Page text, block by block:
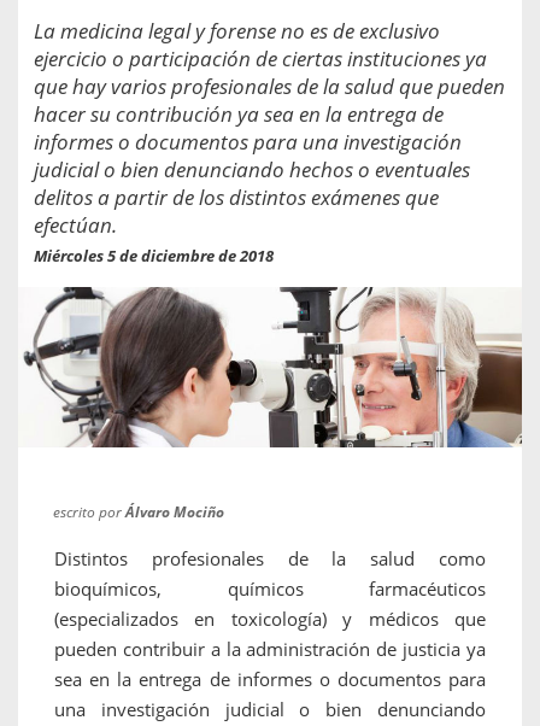
La medicina legal y forense no es de exclusivo
ejercicio o participación de ciertas instituciones ya
que hay varios profesionales de la salud que pueden
hacer su contribución ya sea en la entrega de
informes o documentos para una investigación
judicial o bien denunciando hechos o eventuales
delitos a partir de los distintos exámenes que
efectúan.
Miércoles 5 de diciembre de 2018
escrito porÁlvaro Mociño
Distintos profesionales de la salud como
bioquímicos, químicos farmacéuticos
(especializados en toxicología) y médicos que
pueden contribuir a la administración de justicia ya
sea en la entrega de informes o documentos para
una investigación judicial o bien denunciando